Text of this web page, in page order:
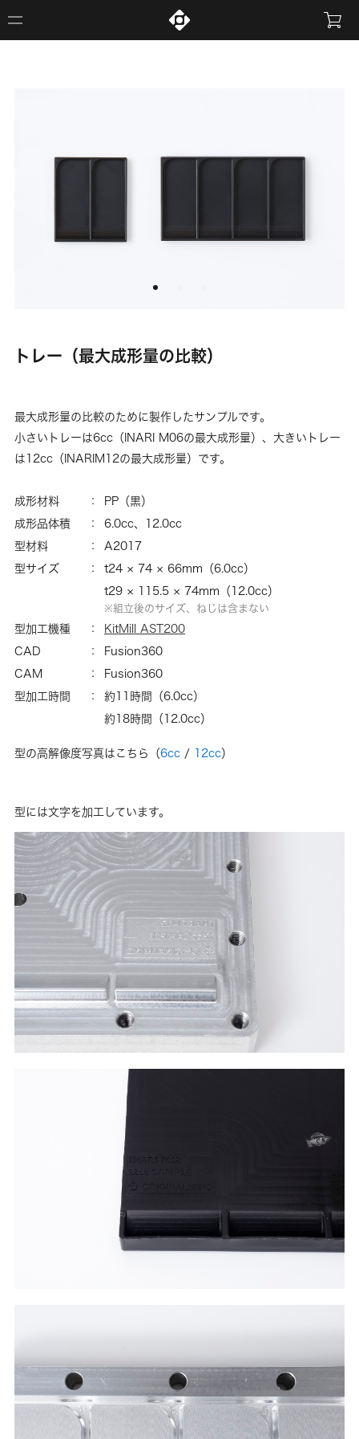
トレー（最大成形量の比較）
最大成形量の比較のために製作したサンプルです。
小さいトレーは6cc（INARI M06の最大成形量）、大きいトレー
は12cc（INARIM12の最大成形量）です。
成形材料 ：
PP（黒）
成形品体積
：
6.0cc、12.0cc
型材料
：
A2017
型サイズ
：
t24 × 74 × 66mm（6.0cc）
t29 × 115.5 × 74mm（12.0cc）
組立後のサイズ、ねじは含まない
型加工機種 ：
KitMill AST200
CAD
：
Fusion360
CAM
：
Fusion360
型加工時間
：
約11時間（6.0cc）
約18時間（12.0cc）
型の高解像度写真はこちら（6cc / 12cc）
型には文字を加工しています。